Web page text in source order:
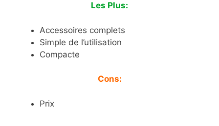
Les Plus:
Accessoires complets
Simple de l’utilisation
Compacte
Cons:
Prix